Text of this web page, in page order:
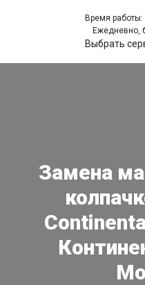
Время
Ежедневно,
Выбрать
Замена